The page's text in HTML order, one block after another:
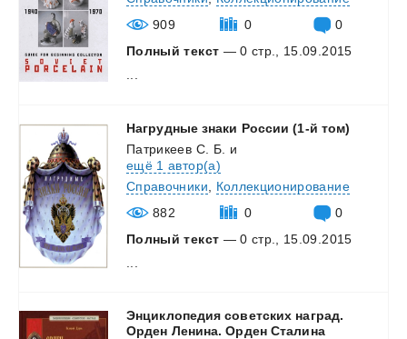
909
0
0
Полный текст — 0 стр., 15.09.2015
Нагрудные знаки России (1-й том)
Патрикеев С. Б.
и
ещё 1 автор(а)
Справочники
Коллекционирование
882
0
0
Полный текст — 0 стр., 15.09.2015
Энциклопедия советских наград.
Орден Ленина. Орден Сталина